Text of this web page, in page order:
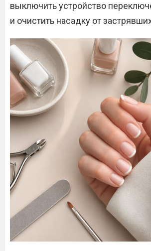
выключить устройство
и очистить насадку от